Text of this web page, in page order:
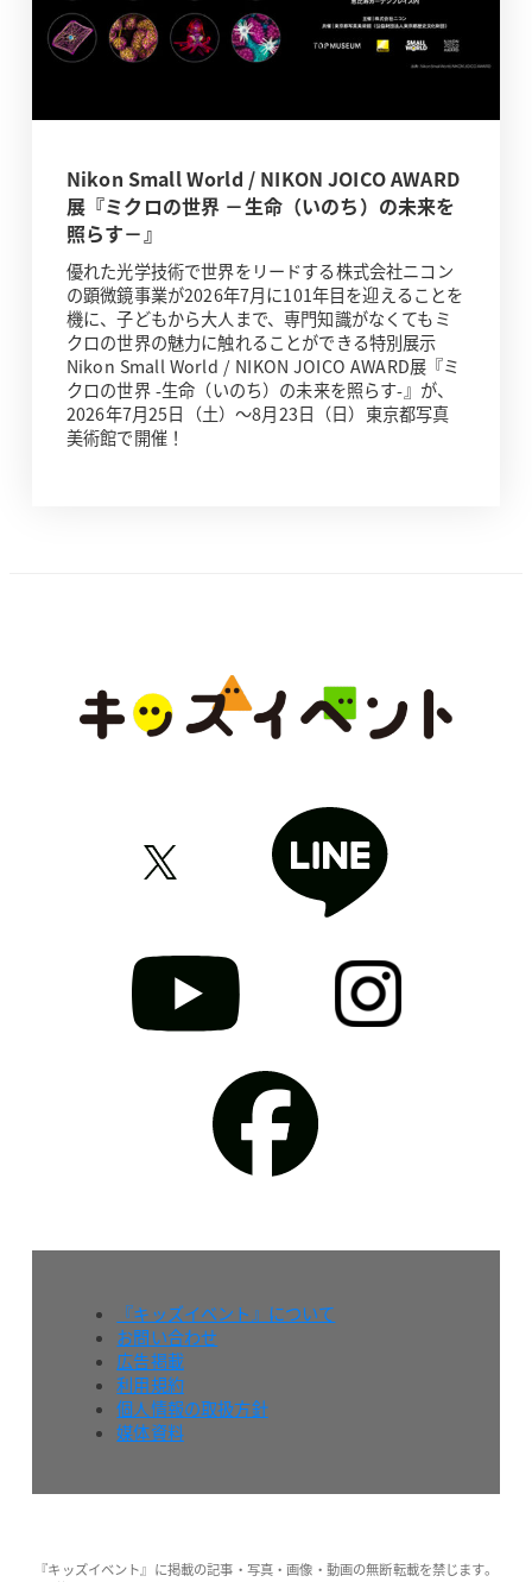
Nikon Small World / NIKON JOICO AWARD
展『ミクロの世界 －生命（いのち）の未来を
照らす－』
優れた光学技術で世界をリードする株式会社ニコン
の顕微鏡事業が2026年7月に101年目を迎えることを
機に、子どもから大人まで、専門知識がなくてもミ
クロの世界の魅力に触れることができる特別展示
Nikon Small World / NIKON JOICO AWARD展『ミ
クロの世界 -生命（いのち）の未来を照らす-』が、
2026年7月25日（土）～8月23日（日）東京都写真
美術館で開催！
『キッズイベント』について
お問い合わせ
広告掲載
利用規約
個人情報の取扱方針
媒体資料
『キッズイベント』に掲載の記事・写真・画像・動画の無断転載を禁じます。